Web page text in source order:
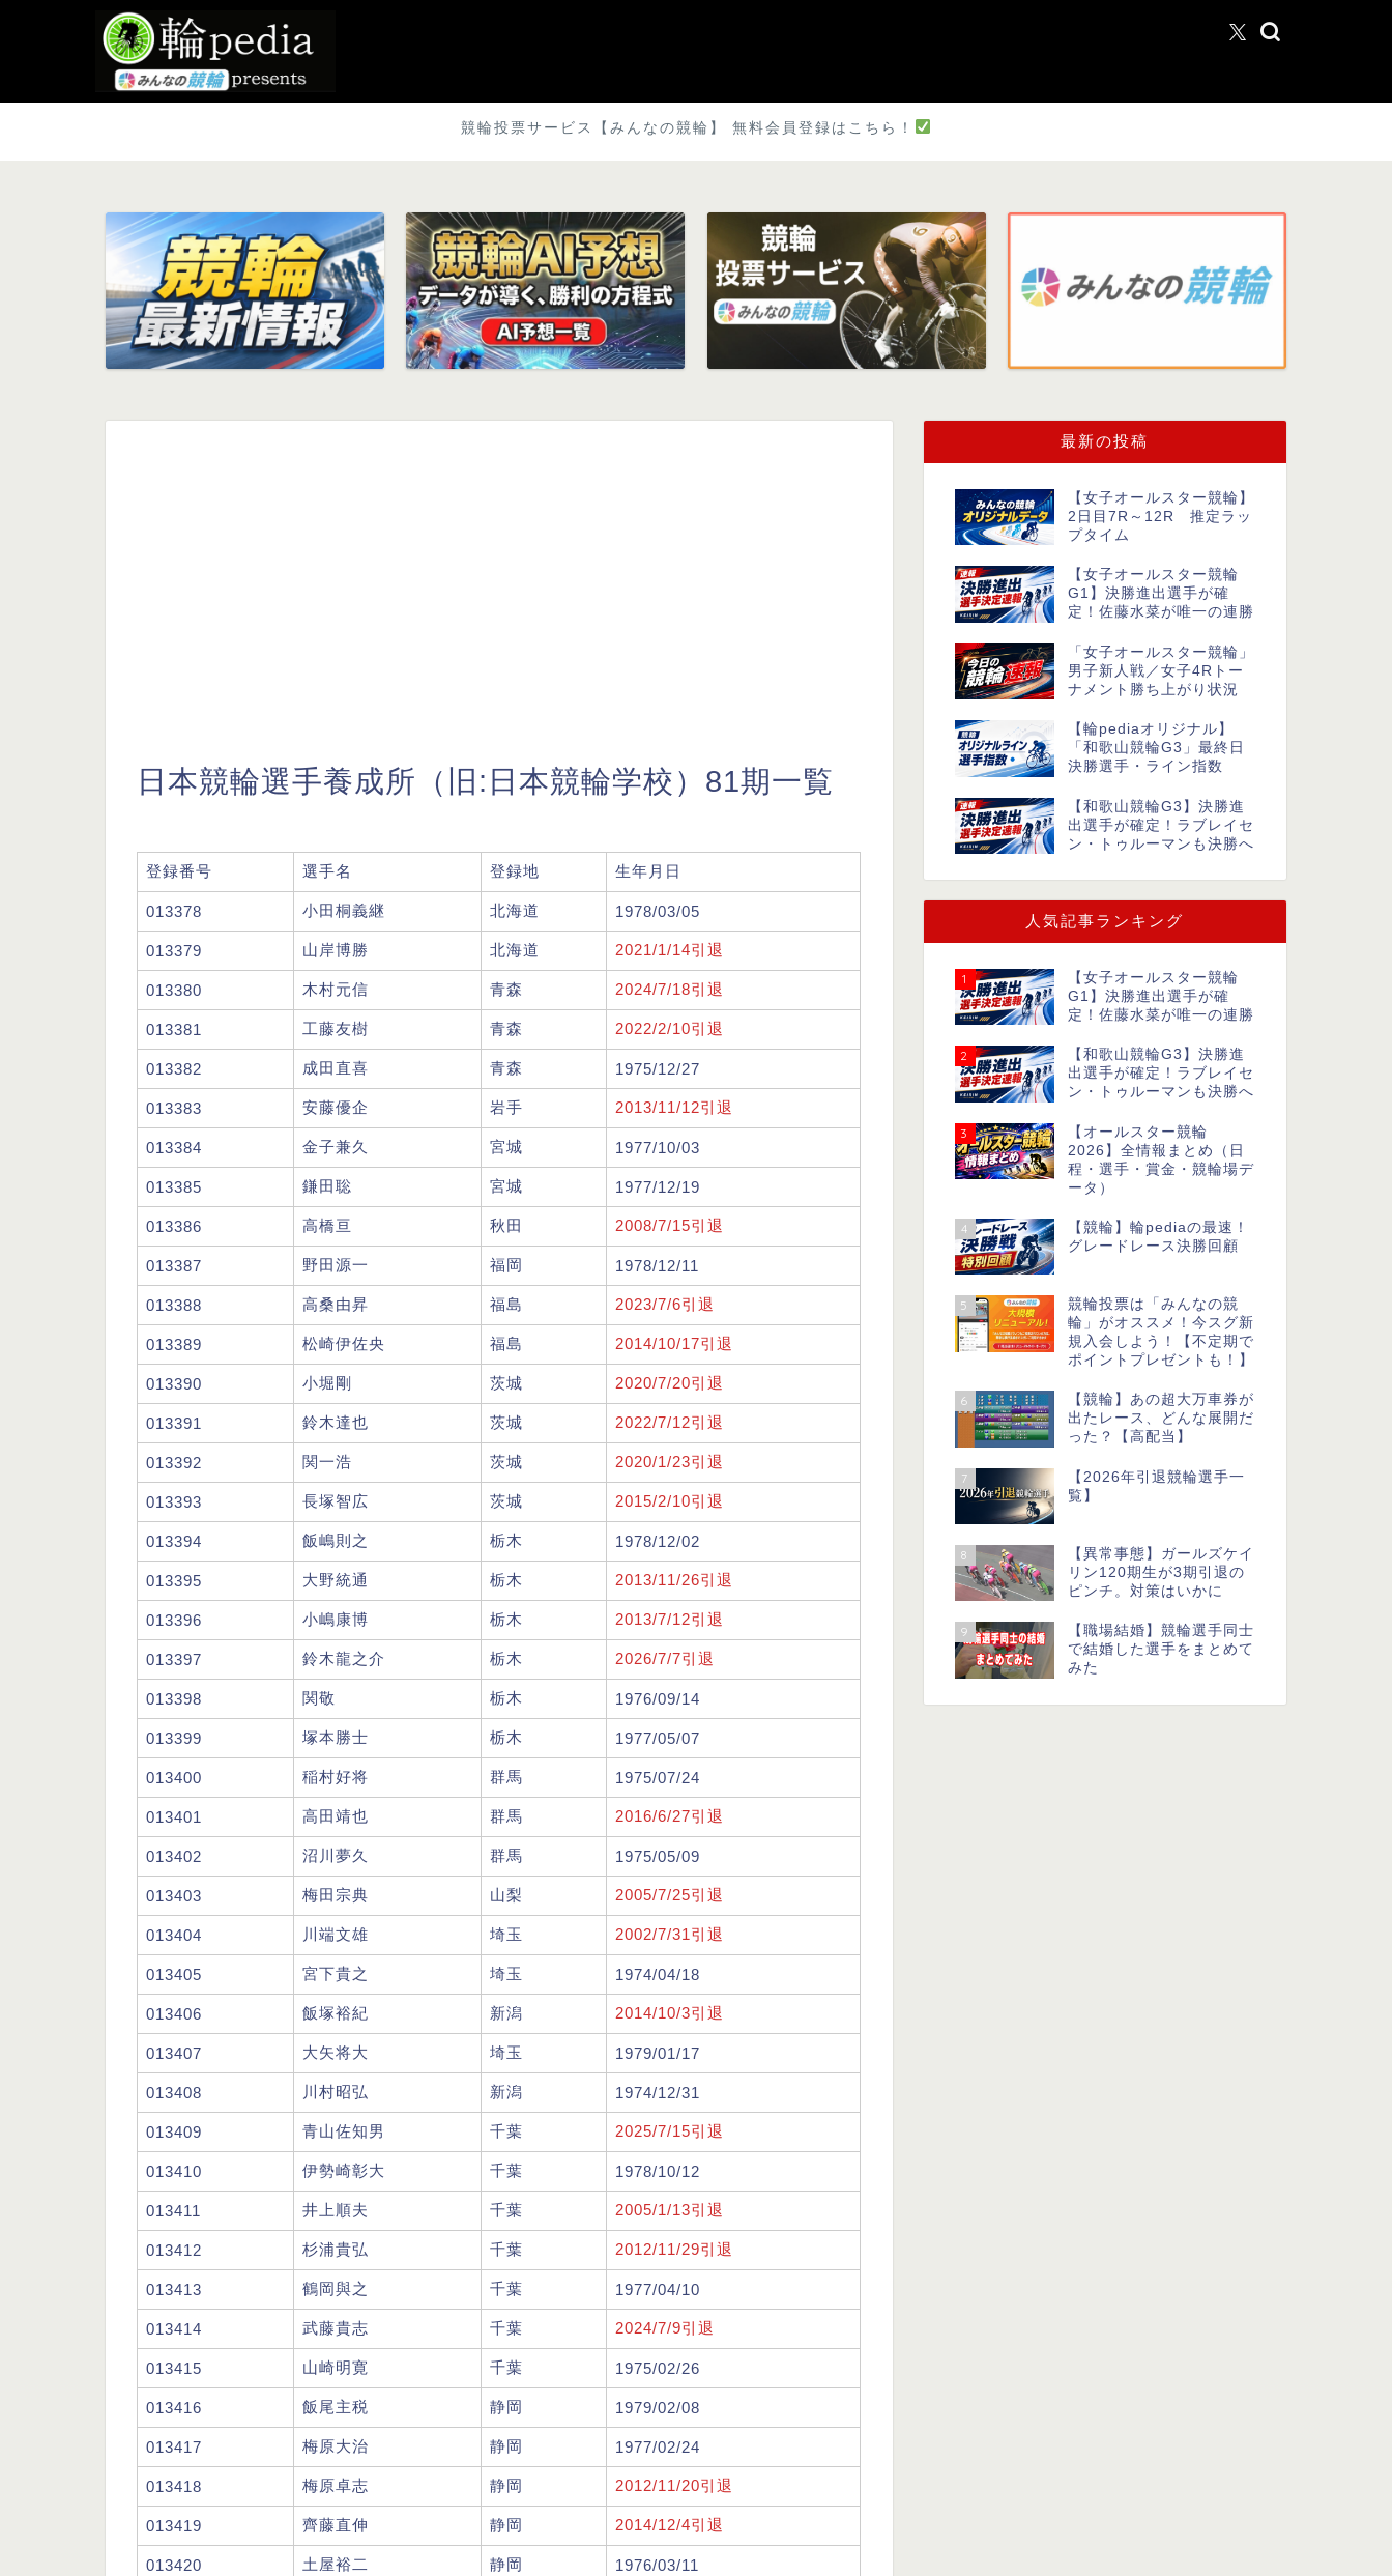
競輪投票サービス【みんなの競輪】 無料会員登録はこちら！
日本競輪選手養成所（旧:日本競輪学校）81期一覧
登録番号 選手名 登録地 生年月日
013378 小田桐義継 北海道 1978/03/05
013379 山岸博勝 北海道 2021/1/14引退
013380 木村元信 青森 2024/7/18引退
013381 工藤友樹 青森 2022/2/10引退
013382 成田直喜 青森 1975/12/27
013383 安藤優企 岩手 2013/11/12引退
013384 金子兼久 宮城 1977/10/03
013385 鎌田聡 宮城 1977/12/19
013386 高橋亘 秋田 2008/7/15引退
013387 野田源一 福岡 1978/12/11
013388 高桑由昇 福島 2023/7/6引退
013389 松崎伊佐央 福島 2014/10/17引退
013390 小堀剛 茨城 2020/7/20引退
013391 鈴木達也 茨城 2022/7/12引退
013392 関一浩 茨城 2020/1/23引退
013393 長塚智広 茨城 2015/2/10引退
013394 飯嶋則之 栃木 1978/12/02
013395 大野統通 栃木 2013/11/26引退
013396 小嶋康博 栃木 2013/7/12引退
013397 鈴木龍之介 栃木 2026/7/7引退
013398 関敬 栃木 1976/09/14
013399 塚本勝士 栃木 1977/05/07
013400 稲村好将 群馬 1975/07/24
013401 高田靖也 群馬 2016/6/27引退
013402 沼川夢久 群馬 1975/05/09
013403 梅田宗典 山梨 2005/7/25引退
013404 川端文雄 埼玉 2002/7/31引退
013405 宮下貴之 埼玉 1974/04/18
013406 飯塚裕紀 新潟 2014/10/3引退
013407 大矢将大 埼玉 1979/01/17
013408 川村昭弘 新潟 1974/12/31
013409 青山佐知男 千葉 2025/7/15引退
013410 伊勢崎彰大 千葉 1978/10/12
013411 井上順夫 千葉 2005/1/13引退
013412 杉浦貴弘 千葉 2012/11/29引退
013413 鶴岡與之 千葉 1977/04/10
013414 武藤貴志 千葉 2024/7/9引退
013415 山崎明寛 千葉 1975/02/26
013416 飯尾主税 静岡 1979/02/08
013417 梅原大治 静岡 1977/02/24
013418 梅原卓志 静岡 2012/11/20引退
013419 齊藤直伸 静岡 2014/12/4引退
013420 土屋裕二 静岡 1976/03/11
最新の投稿
【女子オールスター競輪】
2日目7R～12R 推定ラッ
プタイム
【女子オールスター競輪
G1】決勝進出選手が確
定！佐藤水菜が唯一の連勝
「女子オールスター競輪」
男子新人戦／女子4Rトー
ナメント勝ち上がり状況
【輪pediaオリジナル】
「和歌山競輪G3」最終日
決勝選手・ライン指数
【和歌山競輪G3】決勝進
出選手が確定！ラブレイセ
ン・トゥルーマンも決勝へ
人気記事ランキング
1
【女子オールスター競輪
G1】決勝進出選手が確
定！佐藤水菜が唯一の連勝
2
【和歌山競輪G3】決勝進
出選手が確定！ラブレイセ
ン・トゥルーマンも決勝へ
3
【オールスター競輪
2026】全情報まとめ（日
程・選手・賞金・競輪場デ
ータ）
4
【競輪】輪pediaの最速！
グレードレース決勝回顧
5
競輪投票は「みんなの競
輪」がオススメ！今スグ新
規入会しよう！【不定期で
ポイントプレゼントも！】
6
【競輪】あの超大万車券が
出たレース、どんな展開だ
った？【高配当】
7
【2026年引退競輪選手一
覧】
8
【異常事態】ガールズケイ
リン120期生が3期引退の
ピンチ。対策はいかに
9
【職場結婚】競輪選手同士
で結婚した選手をまとめて
みた